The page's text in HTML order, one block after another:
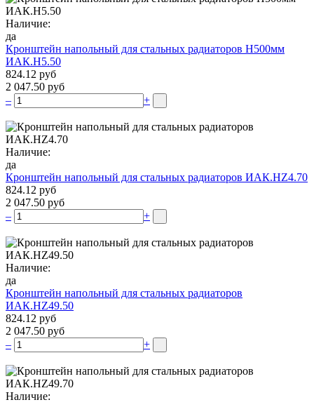
Наличие:
да
Кронштейн напольный для стальных радиаторов Н500мм
ИАК.Н5.50
824.12 руб
2 047.50 руб
–
+
Наличие:
да
Кронштейн напольный для стальных радиаторов ИАК.НZ4.70
824.12 руб
2 047.50 руб
–
+
Наличие:
да
Кронштейн напольный для стальных радиаторов
ИАК.НZ49.50
824.12 руб
2 047.50 руб
–
+
Наличие: